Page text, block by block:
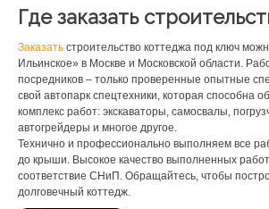
Где заказать
Заказать строительство коттеджа под ключ
Ильинское» в Москве и Московской области.
посредников – только проверенные опытные
свой автопарк спецтехники, которая способна
комплекс работ: экскаваторы, самосвалы,
автогрейдеры и многое другое.
Технично и профессионально выполняем все
до крыши. Высокое качество выполненных
соответствие СНиП. Обращайтесь, чтобы
долговечный коттедж.